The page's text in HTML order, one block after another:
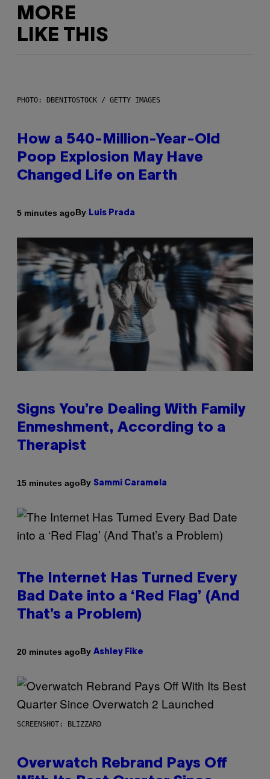
MORE
LIKE THIS
PHOTO: DBENITOSTOCK / GETTY IMAGES
How a 540-Million-Year-Old
Poop Explosion May Have
Changed Life on Earth
5 minutes agoBy Luis Prada
Signs You’re Dealing With Family
Enmeshment, According to a
Therapist
15 minutes agoBy Sammi Caramela
The Internet Has Turned Every
Bad Date into a ‘Red Flag’ (And
That’s a Problem)
20 minutes agoBy Ashley Fike
SCREENSHOT: BLIZZARD
Overwatch Rebrand Pays Off